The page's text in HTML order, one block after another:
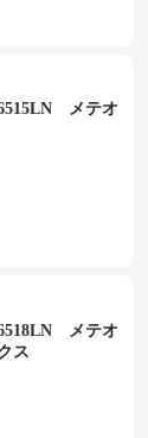
メテオ
メテオ
ス